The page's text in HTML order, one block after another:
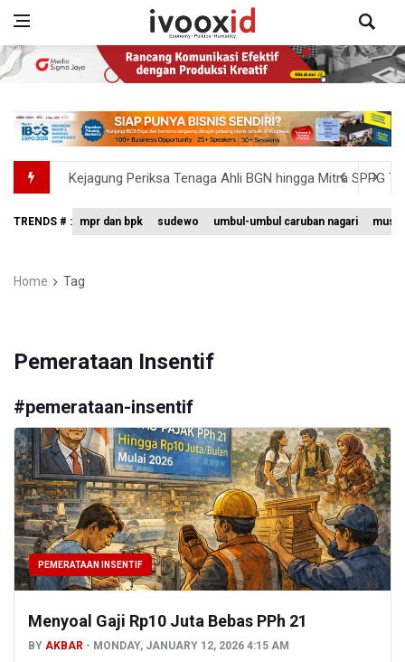
Kejagung Periksa Tenaga Ahli BGN hingga Mitra SPPG
Kemenaker Sebut 59 Persen Tenaga Kerja Indonesia
Gubernur Koster Beri Ruang Mengenalkan Arak Bali
TRENDS # : mpr dan bpk sudewo umbul-umbul caruban nagari
Home Tag
Pemerataan Insentif
#pemerataan-insentif
PEMERATAAN INSENTIF
Menyoal Gaji Rp10 Juta Bebas PPh 21
BY AKBAR MONDAY, JANUARY 12, 2026 4:15 AM